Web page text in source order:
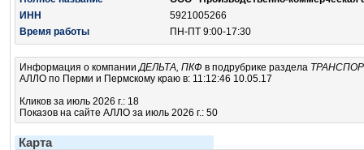
ИНН
5921005266
Время работы
ПН-ПТ 9:00-17:30
Информация о компанииДЕЛЬТА, ПКФ в подрубрике раздела
АЛЛО по Перми и Пермскому краю в: 11:12:46 10.05.17
Кликов за июль 2026 г.: 18
Показов на сайте АЛЛО за июль 2026 г.: 50
Карта